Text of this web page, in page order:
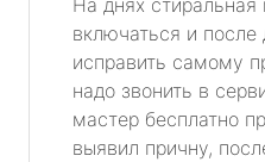
На днях
включаться и после
исправить самому
надо звонить в
мастер бесплатно
выявил причну,